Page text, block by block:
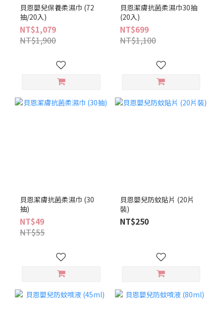
貝恩嬰兒保養柔濕巾 (72
抽/20入)
NT$1,079
NT$1,900
貝恩潔膚抗菌柔濕巾30抽
(20入)
NT$699
NT$1,100
貝恩潔膚抗菌柔濕巾 (30
抽)
NT$49
NT$55
貝恩嬰兒防蚊貼片 (20片
裝)
NT$250